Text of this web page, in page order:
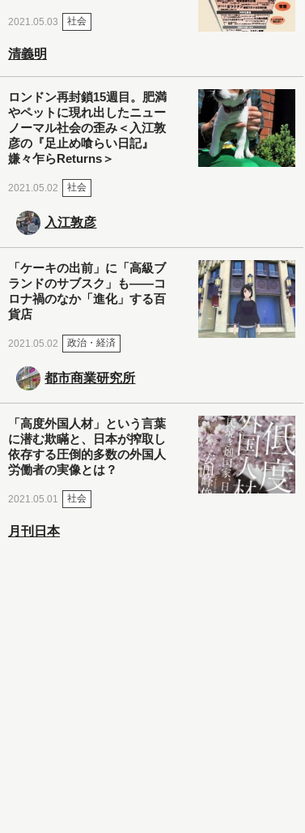
2021.05.03 社会
清義明
ロンドン再封鎖15週目。肥満
やペットに現れ出したニュー
ノーマル社会の歪み＜入江敦
彦の『足止め喰らい日記』
嫌々乍らReturns＞
2021.05.02 社会
入江敦彦
「ケーキの出前」に「高級ブ
ランドのサブスク」も――コ
ロナ禍のなか「進化」する百
貨店
2021.05.02 政治・経済
都市商業研究所
「高度外国人材」という言葉
に潜む欺瞞と、日本が搾取し
依存する圧倒的多数の外国人
労働者の実像とは？
2021.05.01 社会
月刊日本